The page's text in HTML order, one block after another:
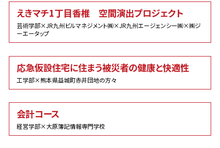
えきマチ1丁目香椎 空間演出プロジェクト
芸術学部×JR九州ビルマネジメント㈱×JR九州エージェンシー㈱×㈱ジ
ーエータップ
応急仮設住宅に住まう被災者の健康と快適性
工学部×熊本県益城町赤井団地の方々
会計コース
経営学部×大原簿記情報専門学校